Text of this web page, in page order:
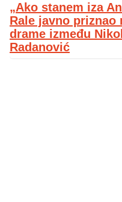
„Ako stanem iza
Rale javno
drame između
Radanović